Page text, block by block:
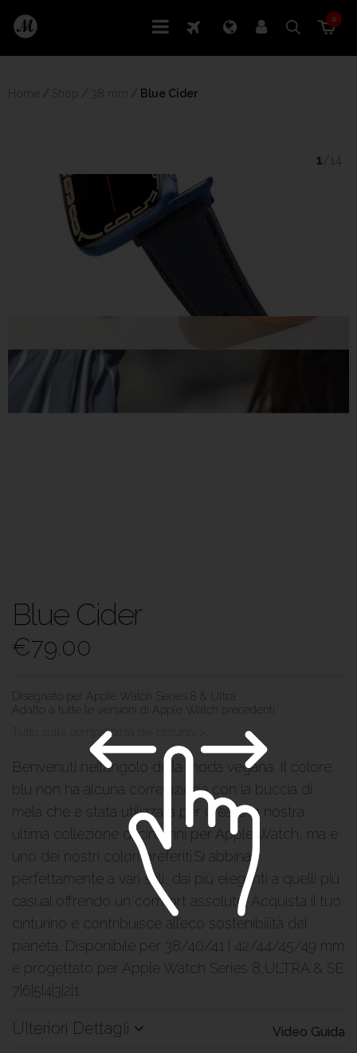
0
Blue Cider
1 /14
Blue Cider
€79.00
Disegnato per Apple Watch Series 8 & Ultra.
Adatto a tutte le versioni di Apple Watch precedenti.
Tutto sulla compatibilità dei cinturini >
Benvenuti nell’angolo della moda vegana. Il colore
blu non ha alcuna correlazione con la buccia di
mela che è stata utilizzata per creare la nostra
ultima collezione di cinturini per Apple Watch, ma è
uno dei nostri colori preferiti.Si abbina
perfettamente a vari stili, dai più eleganti a quelli più
casual offrendo un comfort assoluto. Acquista il tuo
cinturino e contribuisce all’eco sostenibilità del
pianeta. Disponibile per 38/40/41 | 42/44/45/49 mm
e progettato per Apple Watch Series 8,ULTRA & SE
7|6|5|4|3|2|1.
Video Guida
Ulteriori Dettagli